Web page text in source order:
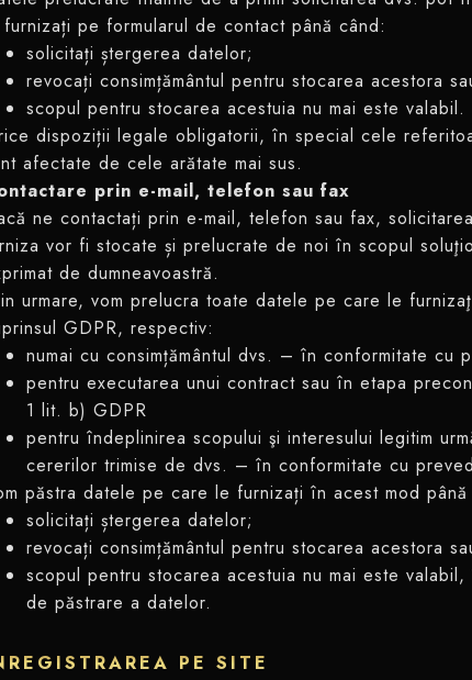
pe formularul de contact până când:
solicitați ștergerea datelor;
revocați consimțământul pentru stocarea acestora
scopul pentru stocarea acestuia nu mai este valabil.
dispoziții legale obligatorii, în special cele
afectate de cele arătate mai sus.
prin e-mail, telefon sau fax
ne contactați prin e-mail, telefon sau fax,
vor fi stocate și prelucrate de noi în scopul
de dumneavoastră.
urmare, vom prelucra toate datele pe care le
GDPR, respectiv:
numai cu consimțământul dvs. – în conformitate
pentru executarea unui contract sau în etapa
1 lit. b) GDPR
pentru îndeplinirea scopului şi interesului legitim
cererilor trimise de dvs. – în conformitate cu
păstra datele pe care le furnizați în acest mod până
solicitați ștergerea datelor;
revocați consimțământul pentru stocarea acestora
scopul pentru stocarea acestuia nu mai este
de păstrare a datelor.
PE SITE